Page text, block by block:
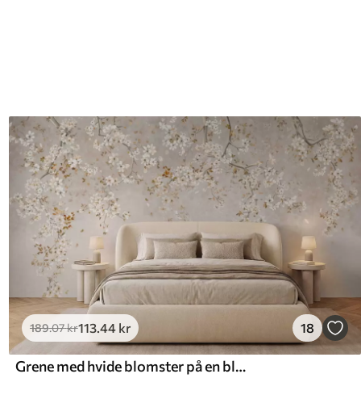
189.07kr113.44 kr 18
Grene med hvide blomster på en blød beige baggrund